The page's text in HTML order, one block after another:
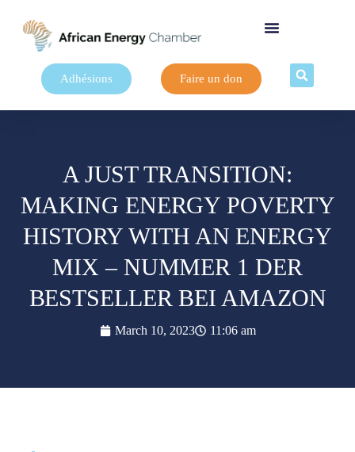
Adhésions Faire un don
A JUST TRANSITION:
MAKING ENERGY POVERTY
HISTORY WITH AN ENERGY
MIX – NUMMER 1 DER
BESTSELLER BEI AMAZON
March 10, 2023 11:06 am